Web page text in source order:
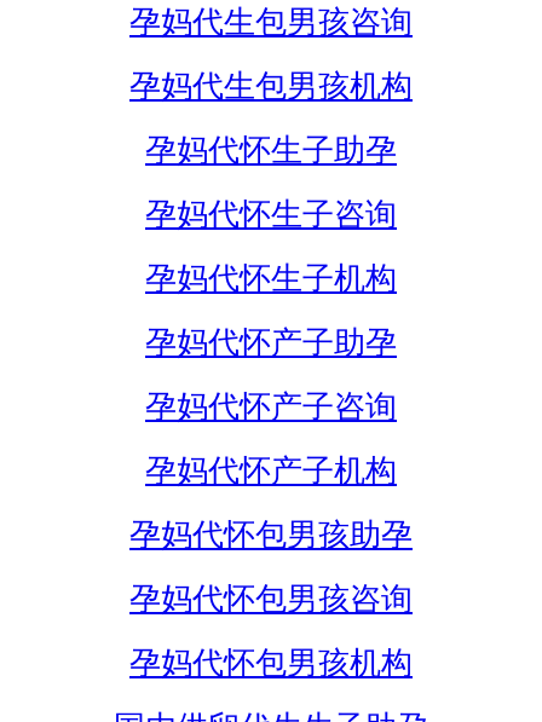
孕妈代生包男孩咨询
孕妈代生包男孩机构
孕妈代怀生子助孕
孕妈代怀生子咨询
孕妈代怀生子机构
孕妈代怀产子助孕
孕妈代怀产子咨询
孕妈代怀产子机构
孕妈代怀包男孩助孕
孕妈代怀包男孩咨询
孕妈代怀包男孩机构